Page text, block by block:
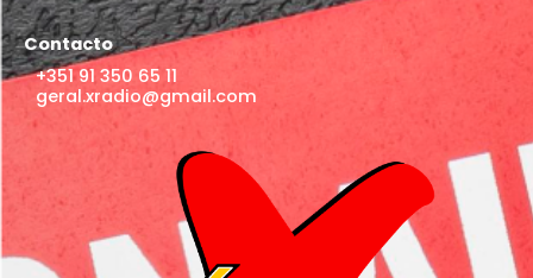
Contacto
+351 91 350 65 11
geral.xradio@gmail.com